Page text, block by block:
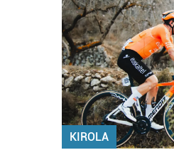
KIROLA